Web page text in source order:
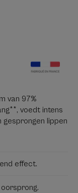
van 97%
voedt intens
lippen
effect.